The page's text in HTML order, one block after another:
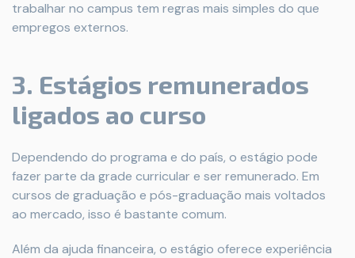
trabalhar no campus tem regras mais simples do que
empregos externos.
3. Estágios remunerados
ligados ao curso
Dependendo do programa e do país, o estágio pode
fazer parte da grade curricular e ser remunerado. Em
cursos de graduação e pós-graduação mais voltados
ao mercado, isso é bastante comum.
Além da ajuda financeira, o estágio oferece experiência